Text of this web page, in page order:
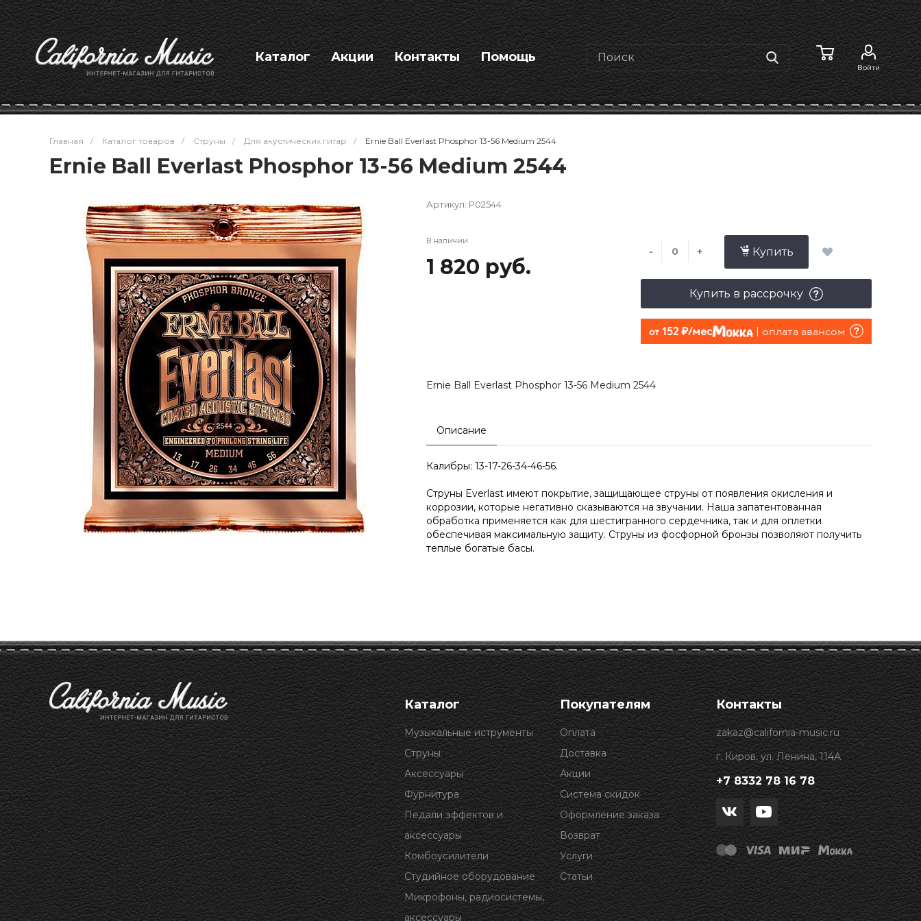
Каталог Акции Контакты Помощь
Войти
Главная / Каталог товаров / Струны / Для акустических гитар / Ernie Ball Everlast Phosphor 13-56 Medium 2544
Ernie Ball Everlast Phosphor 13-56 Medium 2544
Артикул: P02544
В наличии
1 820 руб.
- + Купить
Купить в рассрочку
от 152 руб./мес оплата авансом
Ernie Ball Everlast Phosphor 13-56 Medium 2544
Описание
Калибры: 13-17-26-34-46-56.
Струны Everlast имеют покрытие, защищающее струны от появления окисления и
коррозии, которые негативно сказываются на звучании. Наша запатентованная
обработка применяется как для шестигранного сердечника, так и для оплетки
обеспечивая максимальную защиту. Струны из фосфорной бронзы позволяют получить
теплые богатые басы.
Каталог
Музыкальные иструменты
Струны
Аксессуары
Фурнитура
Педали эффектов и
аксессуары
Комбоусилители
Студийное оборудование
Микрофоны, радиосистемы,
аксессуары
Покупателям
Оплата
Доставка
Акции
Система скидок
Оформление заказа
Возврат
Услуги
Статьи
Контакты
zakaz@california-music.ru
г. Киров, ул. Ленина, 114А
+7 8332 78 16 78